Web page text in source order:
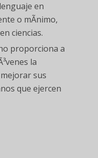
en
o mÃ­nimo,
ciencias.
proporciona a
la
sus
que ejercen